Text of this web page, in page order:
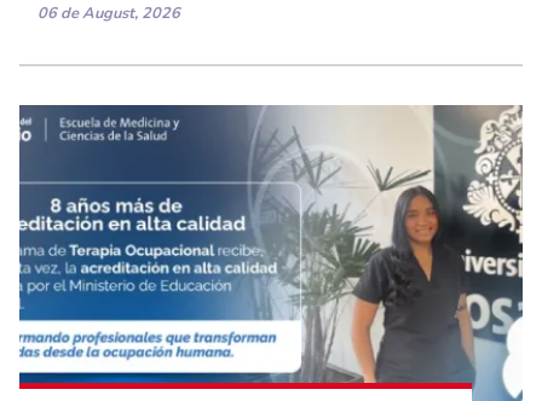
06 de August, 2026